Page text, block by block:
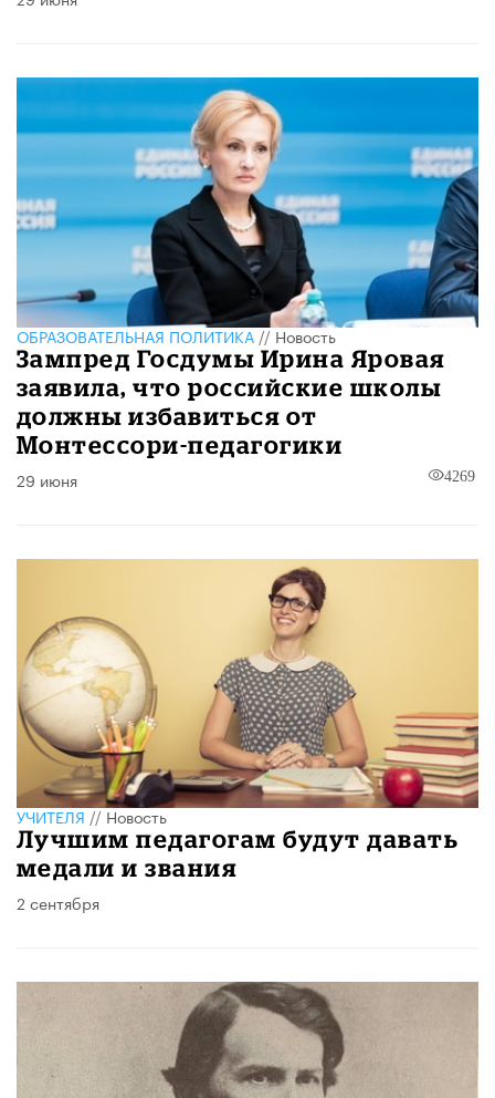
ОБРАЗОВАТЕЛЬНАЯ ПОЛИТИКА//Новость
Зампред Госдумы Ирина Яровая
заявила, что российские школы
должны избавиться от
Монтессори-педагогики
29 июня 4269
УЧИТЕЛЯ//Новость
Лучшим педагогам будут давать
медали и звания
2 сентября